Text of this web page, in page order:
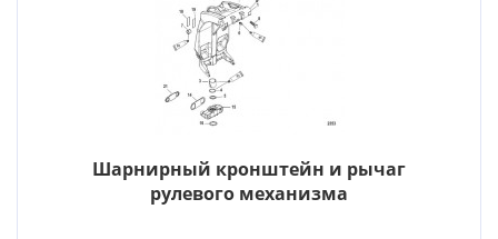
Шарнирный кронштейн и рычаг
рулевого механизма